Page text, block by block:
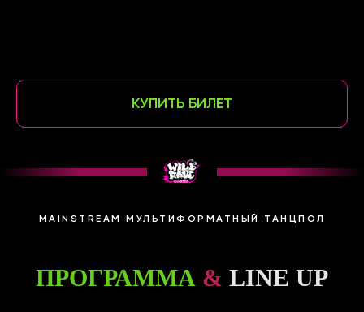
КУПИТЬ БИЛЕТ
MAINSTREAM МУЛЬТИФОРМАТНЫЙ ТАНЦПОЛ
ПРОГРАММА & LINE UP